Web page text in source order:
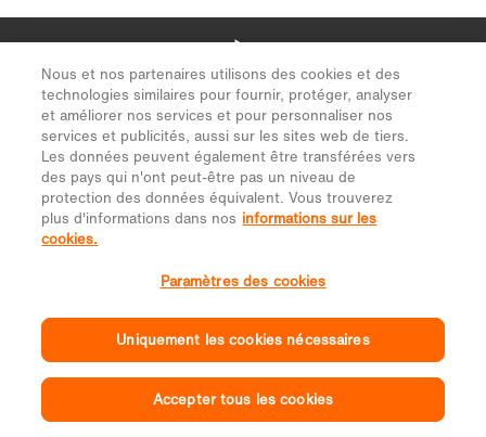
Nous et nos partenaires utilisons des cookies et des
technologies similaires pour fournir, protéger, analyser
et améliorer nos services et pour personnaliser nos
services et publicités, aussi sur les sites web de tiers.
Les données peuvent également être transférées vers
des pays qui n'ont peut-être pas un niveau de
protection des données équivalent. Vous trouverez
plus d'informations dans nos informations sur les
cookies.
Paramètres des cookies
Uniquement les cookies nécessaires
Accepter tous les cookies